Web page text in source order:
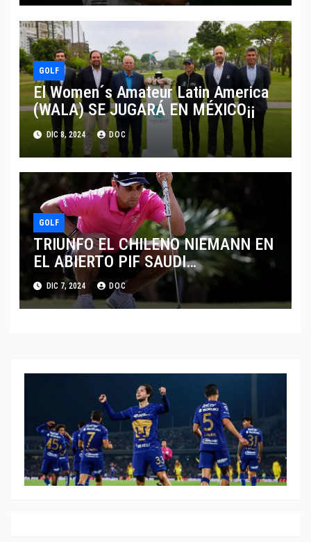
GOLF
El Women´s Amateur Latin America
(WALA) SE JUGARÁ EN MÉXICO¡¡
DIC 8, 2024 DOC
GOLF
TRIUNFO EL CHILENO NIEMANN EN
EL ABIERTO PIF SAUDI
INTERNATIONAL
DIC 7, 2024 DOC